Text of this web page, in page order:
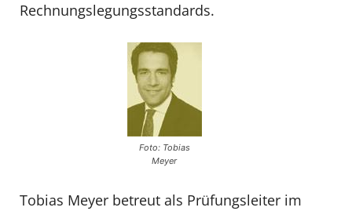
Rechnungslegungsstandards.
Foto: Tobias
Meyer
Tobias Meyer betreut als Prüfungsleiter im